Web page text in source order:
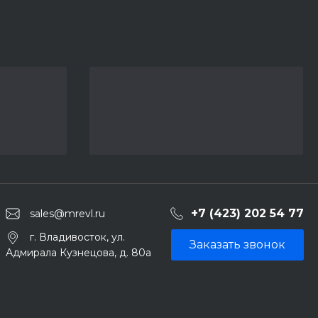
sales@mrevl.ru +7 (423) 202 54 77
г. Владивосток, ул.
Адмирала Кузнецова, д. 80а
Заказать звонок